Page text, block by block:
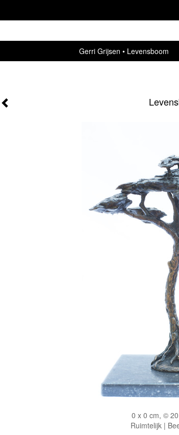
Gerri Grijsen Levensboom
0 x 0 cm, ©
Ruimtelijk |